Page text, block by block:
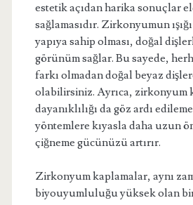
estetik açıdan harika sonuçlar
sağlamasıdır. Zirkonyumun
yapıya sahip olması, doğal
görünüm sağlar. Bu sayede,
farkı olmadan doğal beyaz
olabilirsiniz. Ayrıca, zirkonyum
dayanıklılığı da göz ardı
yöntemlere kıyasla daha uzun
çiğneme gücünüzü artırır.
Zirkonyum kaplamalar, aynı
biyouyumluluğu yüksek olan